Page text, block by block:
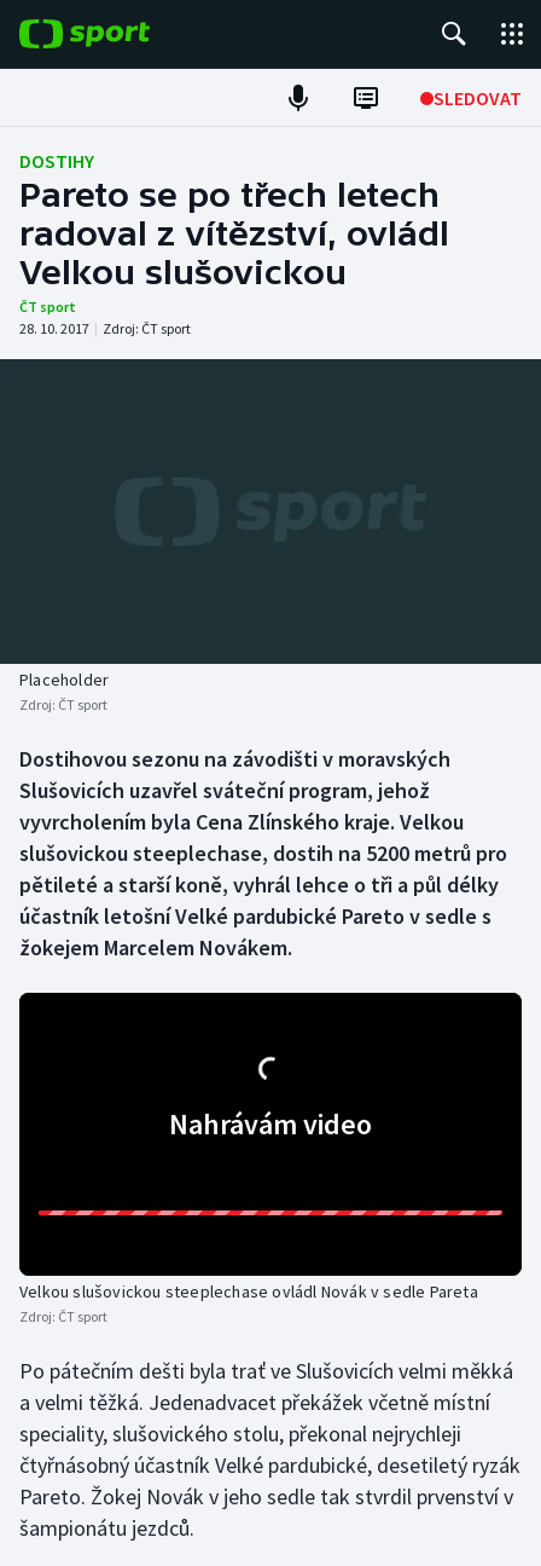
SLEDOVAT
Fotbal
Hokej
Tenis
Atletika
Biatlon
Box
Curling
Dostihy
Florbal
Judo
Krasobruslení
Lezení
Lyže a snowboard
Moderní pětiboj
Aplikace ČT sport
DOSTIHY
Pareto se po třech letech
radoval z vítězství, ovládl
Velkou slušovickou
ČT sport
28. 10. 2017 | Zdroj: ČT sport
Placeholder
Zdroj: ČT sport
Dostihovou sezonu na závodišti v moravských
Slušovicích uzavřel sváteční program, jehož
vyvrcholením byla Cena Zlínského kraje. Velkou
slušovickou steeplechase, dostih na 5200 metrů pro
pětileté a starší koně, vyhrál lehce o tři a půl délky
účastník letošní Velké pardubické Pareto v sedle s
žokejem Marcelem Novákem.
Nahrávám video
Velkou slušovickou steeplechase ovládl Novák v sedle Pareta
Zdroj: ČT sport
Po pátečním dešti byla trať ve Slušovicích velmi měkká
a velmi těžká. Jedenadvacet překážek včetně místní
speciality, slušovického stolu, překonal nejrychleji
čtyřnásobný účastník Velké pardubické, desetiletý ryzák
Pareto. Žokej Novák v jeho sedle tak stvrdil prvenství v
šampionátu jezdců.